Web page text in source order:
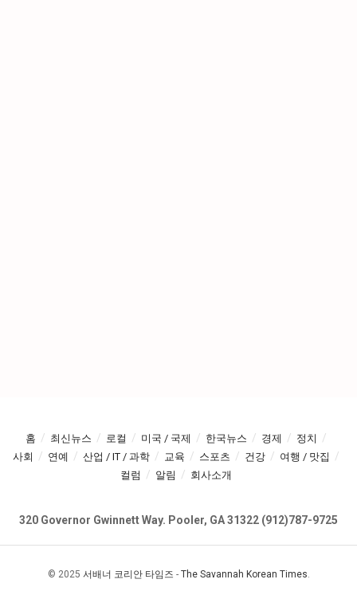
홈 최신뉴스 로컬 미국 / 국제 한국뉴스 경제
정치
사회
연예 산업 / IT / 과학 교육 스포츠 건강
여행 / 맛집
컬럼
알림 회사소개
320 Governor Gwinnett Way. Pooler, GA 31322 (912)787-9725
© 2025 서배너 코리안 타임즈 - The Savannah Korean Times